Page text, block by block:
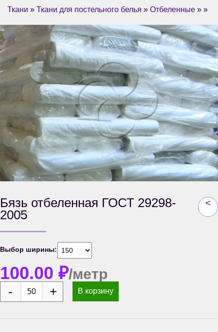
Ткани » Ткани для постельного белья » Отбеленные » »
<
Бязь отбеленная ГОСТ 29298-
2005
Выбор ширины:
100.00 ₽/метр
В корзину